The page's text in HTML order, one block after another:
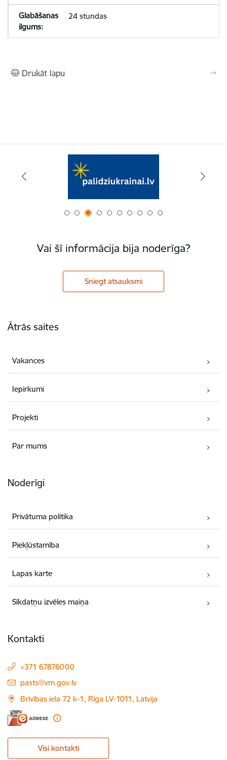
24 stundas
Drukāt lapu
Vai šī informācija bija noderīga?
Sniegt atsauksmi
Ātrās saites
Vakances
Iepirkumi
Projekti
Par mums
Noderīgi
Privātuma politika
Piekļūstamība
Lapas karte
Sīkdatņu izvēles maiņa
Kontakti
+371 67876000
E-pasts:
pasts@vm.gov.lv
Brīvības iela 72 k-1, Rīga LV-1011, Latvija
Visi kontakti